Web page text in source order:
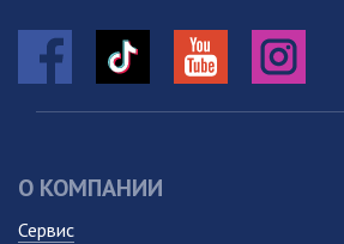
О КОМПАНИИ
Сервис